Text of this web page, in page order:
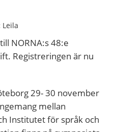
Leila
NORNA:s 48:e
Registreringen är nu
29- 30 november
mellan
Institutet för språk och